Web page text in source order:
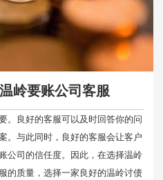
岭要账公司客服
。良好的客服可以及时回答你的问
。与此同时，良好的客服会让客户
公司的信任度。因此，在选择温岭
的质量，选择一家良好的温岭讨债